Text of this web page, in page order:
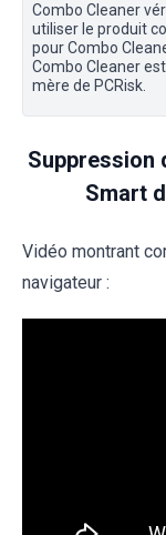
Combo Cleaner
utiliser le produit
pour Combo
Combo Cleaner
mère de PCRisk.
Suppression
Smart
Vidéo montrant
navigateur :